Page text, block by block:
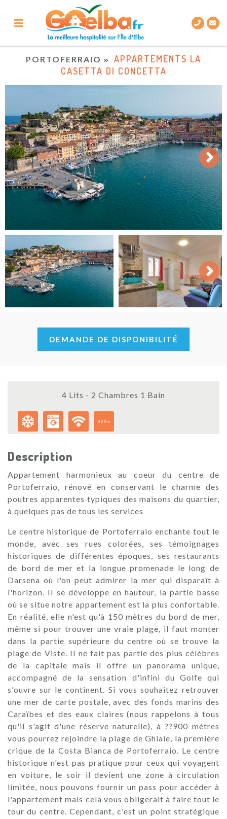
PORTOFERRAIO
APPARTEMENTS LA
CASETTA DI CONCETTA
Next
Next
DEMANDE DE DISPONIBILITÉ
4 Lits - 2 Chambres 1 Bain
400m
Description
Appartement harmonieux au coeur du centre de
Portoferraio, rénové en conservant le charme des
poutres apparentes typiques des maisons du quartier,
à quelques pas de tous les services
Le centre historique de Portoferraio enchante tout le
monde, avec ses rues colorées, ses témoignages
historiques de différentes époques, ses restaurants
de bord de mer et la longue promenade le long de
Darsena où l'on peut admirer la mer qui disparaît à
l'horizon. Il se développe en hauteur, la partie basse
où se situe notre appartement est la plus confortable.
En réalité, elle n'est qu'à 150 mètres du bord de mer,
même si pour trouver une vraie plage, il faut monter
dans la partie supérieure du centre où se trouve la
plage de Viste. Il ne fait pas partie des plus célèbres
de la capitale mais il offre un panorama unique,
accompagné de la sensation d'infini du Golfe qui
s'ouvre sur le continent. Si vous souhaitez retrouver
une mer de carte postale, avec des fonds marins des
Caraïbes et des eaux claires (nous rappelons à tous
qu'il s'agit d'une réserve naturelle), à ??900 mètres
vous pourrez rejoindre la plage de Ghiaie, la première
crique de la Costa Bianca de Portoferraio. Le centre
historique n'est pas pratique pour ceux qui voyagent
en voiture, le soir il devient une zone à circulation
limitée, nous pouvons fournir un pass pour accéder à
l'appartement mais cela vous obligerait à faire tout le
tour du centre. Cependant, c'est un point stratégique